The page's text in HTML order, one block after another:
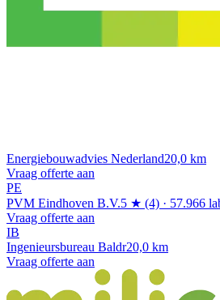
Energiebouwadvies Nederland20,0 km
Vraag offerte aan
PE
PVM Eindhoven B.V.5 ★ (4) · 57.966
Vraag offerte aan
IB
Ingenieursbureau Baldr20,0 km
Vraag offerte aan